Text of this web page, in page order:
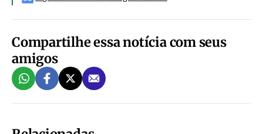
Compartilhe essa notícia com seus
amigos